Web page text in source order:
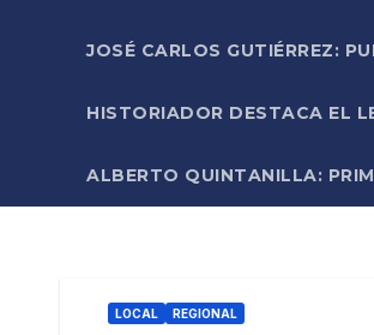
JOSÉ CARLOS GUTIÉRREZ:
HISTORIADOR DESTACA EL
ALBERTO QUINTANILLA:
LOCAL REGIONAL